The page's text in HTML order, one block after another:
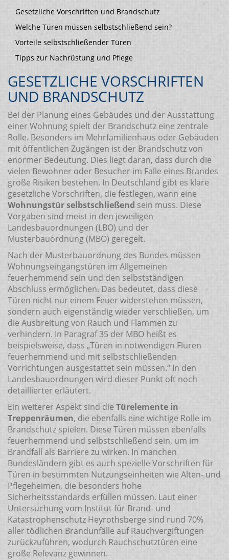
Gesetzliche Vorschriften und Brandschutz
Welche Türen müssen selbstschließend sein?
Vorteile selbstschließender Türen
Tipps zur Nachrüstung und Pflege
GESETZLICHE VORSCHRIFTEN
UND BRANDSCHUTZ
Bei der Planung eines Gebäudes und der Ausstattung
einer Wohnung spielt der Brandschutz eine zentrale
Rolle. Besonders im Mehrfamilienhaus oder Gebäuden
mit öffentlichen Zugängen ist der Brandschutz von
enormer Bedeutung. Dies liegt daran, dass durch die
vielen Bewohner oder Besucher im Falle eines Brandes
große Risiken bestehen. In Deutschland gibt es klare
gesetzliche Vorschriften, die festlegen, wann eine
Wohnungstür selbstschließend sein muss. Diese
Vorgaben sind meist in den jeweiligen
Landesbauordnungen (LBO) und der
Musterbauordnung (MBO) geregelt.
Nach der Musterbauordnung des Bundes müssen
Wohnungseingangstüren im Allgemeinen
feuerhemmend sein und den selbstständigen
Abschluss ermöglichen. Das bedeutet, dass diese
Türen nicht nur einem Feuer widerstehen müssen,
sondern auch eigenständig wieder verschließen, um
die Ausbreitung von Rauch und Flammen zu
verhindern. In Paragraf 35 der MBO heißt es
beispielsweise, dass „Türen in notwendigen Fluren
feuerhemmend und mit selbstschließenden
Vorrichtungen ausgestattet sein müssen.“ In den
Landesbauordnungen wird dieser Punkt oft noch
detaillierter erläutert.
Ein weiterer Aspekt sind die Türelemente in
Treppenräumen, die ebenfalls eine wichtige Rolle im
Brandschutz spielen. Diese Türen müssen ebenfalls
feuerhemmend und selbstschließend sein, um im
Brandfall als Barriere zu wirken. In manchen
Bundesländern gibt es auch spezielle Vorschriften für
Türen in bestimmten Nutzungseinheiten wie Alten- und
Pflegeheimen, die besonders hohe
Sicherheitsstandards erfüllen müssen. Laut einer
Untersuchung vom Institut für Brand- und
Katastrophenschutz Heyrothsberge sind rund 70%
aller tödlichen Brandunfälle auf Rauchvergiftungen
zurückzuführen, wodurch Rauchschutztüren eine
große Relevanz gewinnen.